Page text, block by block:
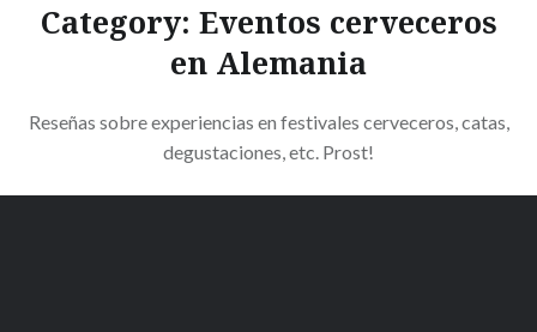
Category: Eventos cerveceros
en Alemania
Reseñas sobre experiencias en festivales cerveceros, catas,
degustaciones, etc. Prost!